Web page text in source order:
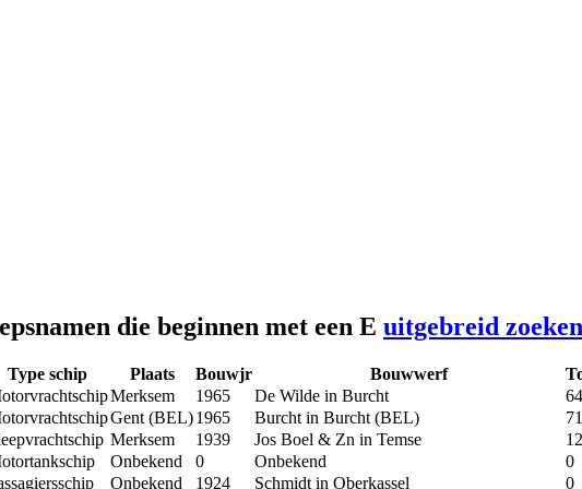
die beginnen met een E uitgebreid zoeken
Type schip Plaats Bouwjr Bouwwerf
Merksem 1965 De Wilde in Burcht
Gent (BEL)1965 Burcht in Burcht (BEL)
Merksem 1939 Jos Boel & Zn in Temse
Onbekend 0 Onbekend
0
Onbekend 1924 Schmidt in Oberkassel 0